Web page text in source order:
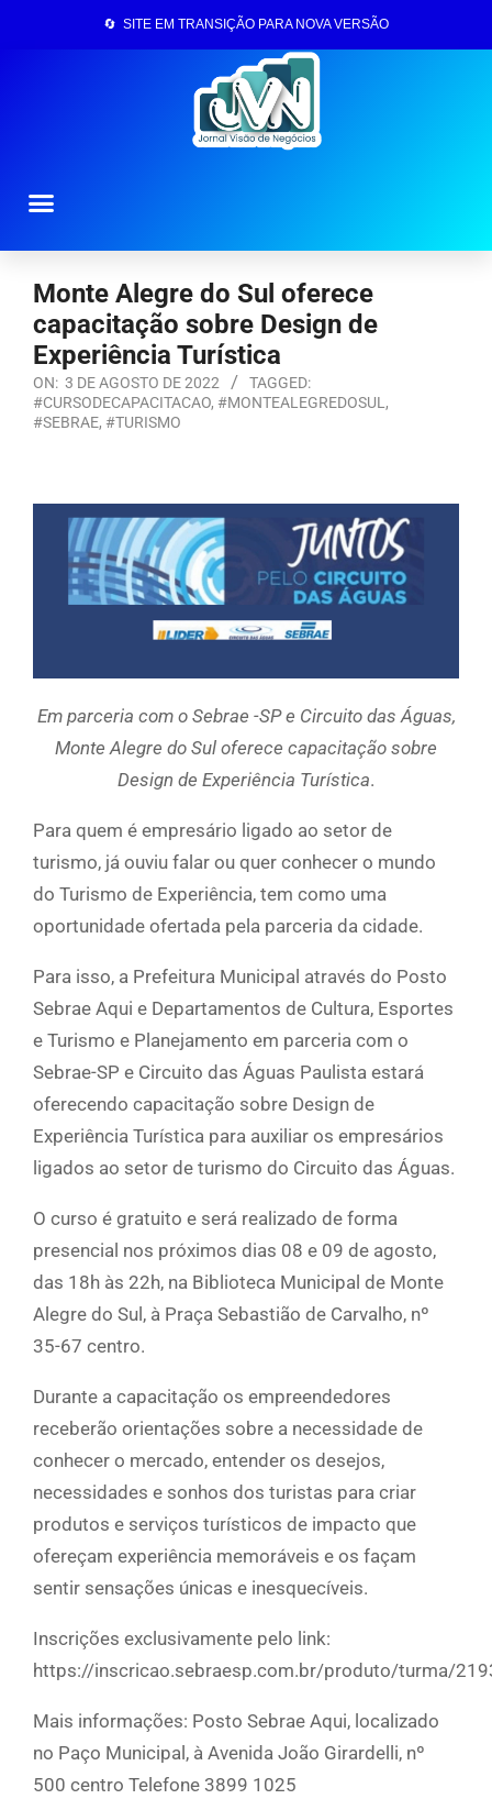
🔄 SITE EM TRANSIÇÃO PARA NOVA VERSÃO
Monte Alegre do Sul oferece
capacitação sobre Design de
Experiência Turística
ON: 3 DE AGOSTO DE 2022
TAGGED:
#CURSODECAPACITACAO, #MONTEALEGREDOSUL ,
#SEBRAE, #TURISMO
Em parceria com o Sebrae -SP e Circuito das Águas,
Monte Alegre do Sul oferece capacitação sobre
Design de Experiência Turística.
Para quem é empresário ligado ao setor de
turismo, já ouviu falar ou quer conhecer o mundo
do Turismo de Experiência, tem como uma
oportunidade ofertada pela parceria da cidade.
Para isso, a Prefeitura Municipal através do Posto
Sebrae Aqui e Departamentos de Cultura, Esportes
e Turismo e Planejamento em parceria com o
Sebrae-SP e Circuito das Águas Paulista estará
oferecendo capacitação sobre Design de
Experiência Turística para auxiliar os empresários
ligados ao setor de turismo do Circuito das Águas.
O curso é gratuito e será realizado de forma
presencial nos próximos dias 08 e 09 de agosto,
das 18h às 22h, na Biblioteca Municipal de Monte
Alegre do Sul, à Praça Sebastião de Carvalho, nº
35-67 centro.
Durante a capacitação os empreendedores
receberão orientações sobre a necessidade de
conhecer o mercado, entender os desejos,
necessidades e sonhos dos turistas para criar
produtos e serviços turísticos de impacto que
ofereçam experiência memoráveis e os façam
sentir sensações únicas e inesquecíveis.
Inscrições exclusivamente pelo link:
https://inscricao.sebraesp.com.br/produto/turma/
Mais informações: Posto Sebrae Aqui, localizado
no Paço Municipal, à Avenida João Girardelli, nº
500 centro Telefone 3899 1025